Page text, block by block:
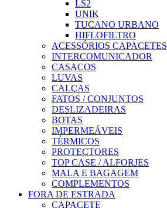
LS2
UNIK
TUCANO URBANO
HIFLOFILTRO
ACESSÓRIOS CAPACETES
INTERCOMUNICADOR
CASACOS
LUVAS
CALÇAS
FATOS / CONJUNTOS
DESLIZADEIRAS
BOTAS
IMPERMEÁVEIS
TÉRMICOS
PROTECTORES
TOP CASE / ALFORJES
MALA E BAGAGEM
COMPLEMENTOS
FORA DE ESTRADA
CAPACETE